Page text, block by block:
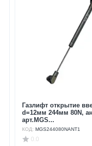
Газлифт открытие
d=12мм 244мм 80N,
арт.MGS...
КОД: MGS244080NANT1
0.0